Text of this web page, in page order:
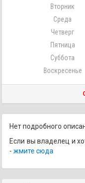
Вторник
Среда
Четверг
Пятница
Суббота
Воскресенье
Нет подробного
Если вы владелец и
- жмите сюда